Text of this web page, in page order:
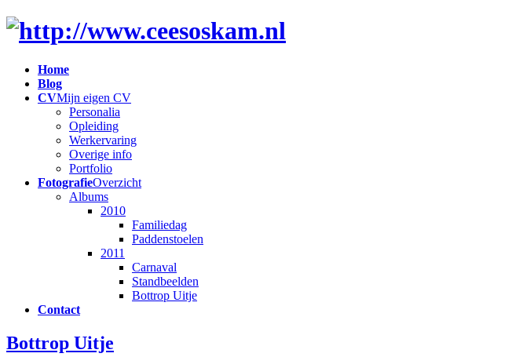
Home
Blog
CVMijn eigen CV
Personalia
Opleiding
Werkervaring
Overige info
Portfolio
FotografieOverzicht
Albums
2010
Familiedag
Paddenstoelen
2011
Carnaval
Standbeelden
Bottrop Uitje
Contact
Bottrop Uitje